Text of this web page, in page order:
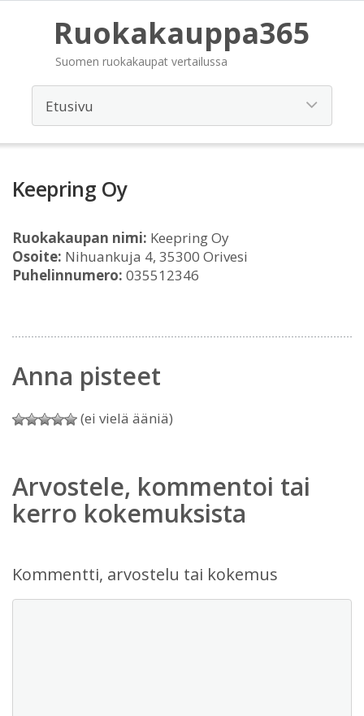
Ruokakauppa365
Suomen ruokakaupat vertailussa
Keepring Oy
Ruokakaupan nimi: Keepring Oy
Osoite: Nihuankuja 4, 35300 Orivesi
Puhelinnumero: 035512346
Anna pisteet
(ei vielä ääniä)
Arvostele, kommentoi tai
kerro kokemuksista
Kommentti, arvostelu tai kokemus